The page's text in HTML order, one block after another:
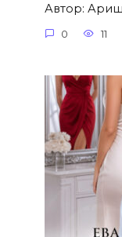
Автор:
0 11